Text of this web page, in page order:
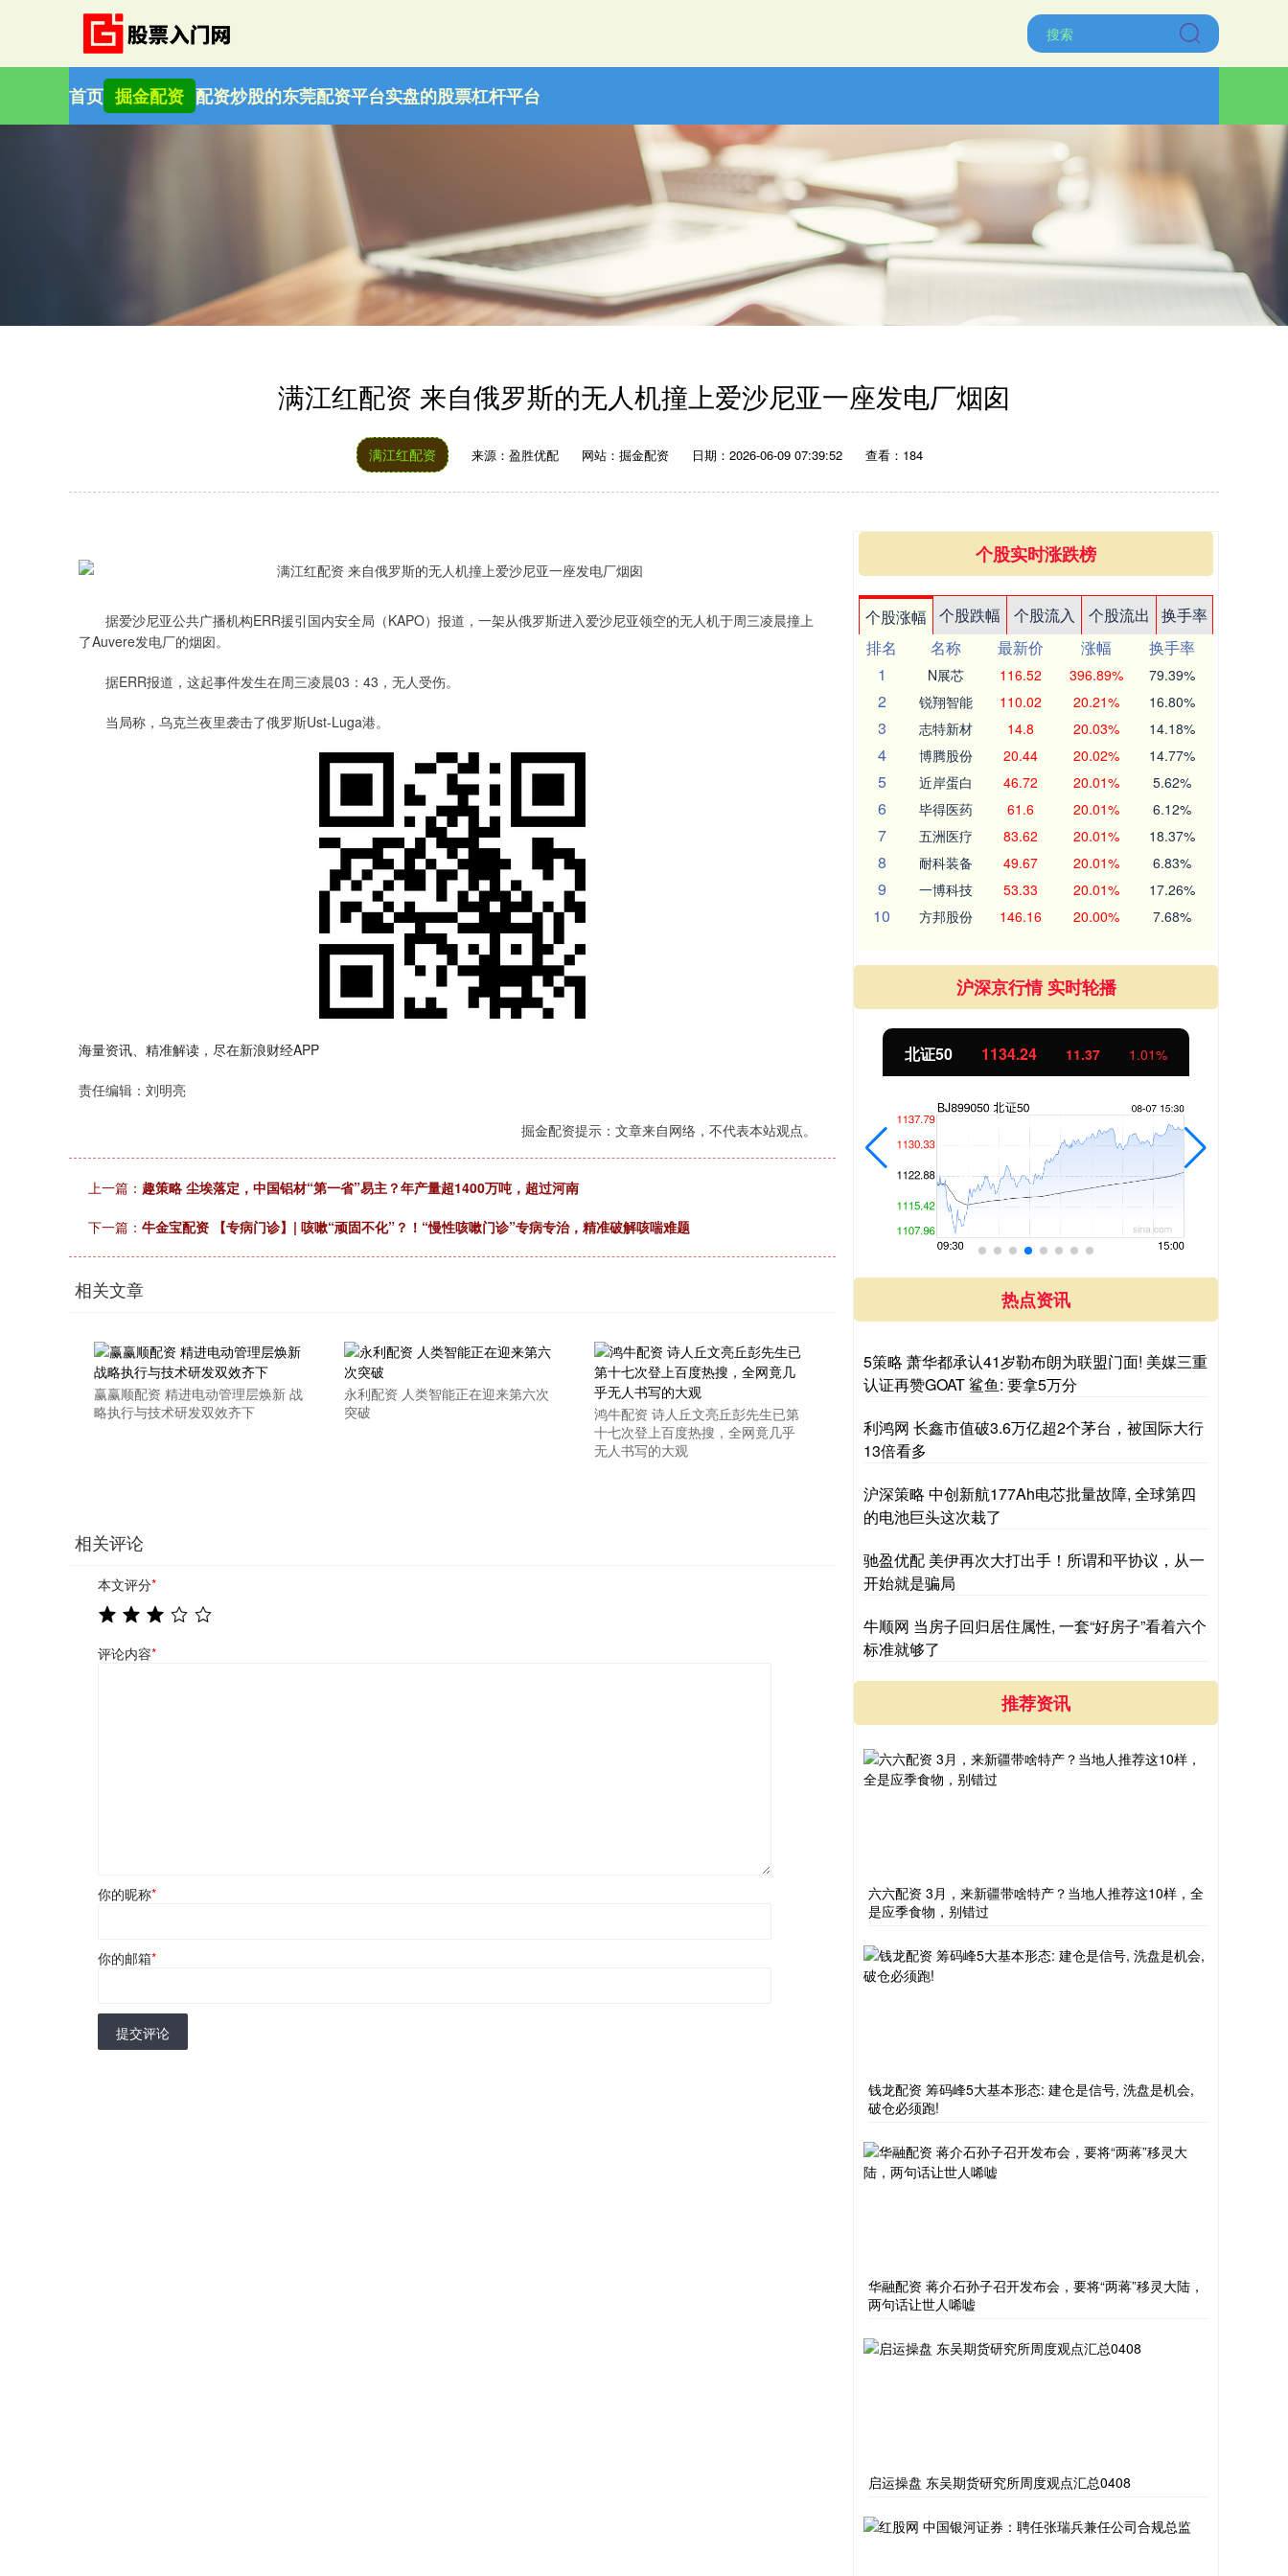
首页 掘金配资 配资炒股的东莞配资平台实盘的股票杠杆平台
满江红配资 来自俄罗斯的无人机撞上爱沙尼亚一座发电厂烟囱
满江红配资 来源：盈胜优配 网站：掘金配资 日期：2026-06-09 07:39:52 查看：184
据爱沙尼亚公共广播机构ERR援引国内安全局（KAPO）报道，一架从俄罗斯进入爱沙尼亚领空的无人机于周三凌晨撞上
了Auvere发电厂的烟囱。
据ERR报道，这起事件发生在周三凌晨03：43，无人受伤。
当局称，乌克兰夜里袭击了俄罗斯Ust-Luga港。
海量资讯、精准解读，尽在新浪财经APP
责任编辑：刘明亮
掘金配资提示：文章来自网络，不代表本站观点。
上一篇： 趣策略 尘埃落定，中国铝材“第一省”易主？年产量超1400万吨，超过河南
下一篇： 牛金宝配资 【专病门诊】| 咳嗽“顽固不化”？！“慢性咳嗽门诊”专病专治，精准破解咳喘难题
相关文章
赢赢顺配资 精进电动管理层焕新 战
略执行与技术研发双效齐下
永利配资 人类智能正在迎来第六次
突破
鸿牛配资 诗人丘文亮丘彭先生已第
十七次登上百度热搜，全网竟几乎
无人书写的大观
相关评论
本文评分*
评论内容*
你的昵称*
你的邮箱*
提交评论
个股实时涨跌榜
个股涨幅 个股跌幅 个股流入 个股流出
换手率
排名
名称 最新价 涨幅
换手率
1
N展芯 116.52 396.89% 79.39%
2 锐翔智能 110.02 20.21% 16.80%
3 志特新材 14.8 20.03% 14.18%
4 博腾股份 20.44 20.02% 14.77%
5 近岸蛋白 46.72 20.01% 5.62%
6 毕得医药 61.6 20.01% 6.12%
7 五洲医疗 83.62 20.01% 18.37%
8 耐科装备 49.67 20.01% 6.83%
9 一博科技 53.33 20.01% 17.26%
10 方邦股份 146.16 20.00% 7.68%
沪深京行情 实时轮播
1.02% 深证成指 14311.01 北证50 1134.24 11.37 1.01%
热点资讯
5策略 萧华都承认41岁勒布朗为联盟门面! 美媒三重
认证再赞GOAT 鲨鱼: 要拿5万分
利鸿网 长鑫市值破3.6万亿超2个茅台，被国际大行
13倍看多
沪深策略 中创新航177Ah电芯批量故障, 全球第四
的电池巨头这次栽了
驰盈优配 美伊再次大打出手！所谓和平协议，从一
开始就是骗局
牛顺网 当房子回归居住属性, 一套“好房子”看着六个
标准就够了
推荐资讯
六六配资 3月，来新疆带啥特产？当地人推荐这10样，全
是应季食物，别错过
钱龙配资 筹码峰5大基本形态: 建仓是信号, 洗盘是机会,
破仓必须跑!
华融配资 蒋介石孙子召开发布会，要将“两蒋”移灵大陆，
两句话让世人唏嘘
启运操盘 东吴期货研究所周度观点汇总0408